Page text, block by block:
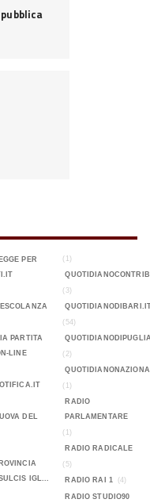
PER
PARTITA
LINE
DEL
IGL...
(1)
(3)
(54)
(2)
(1)
RADIO
PARLAMENTARE
(1)
RADIO RADICALE
(5)
RADIO RAI 1
(4)
RADIO STUDIO90